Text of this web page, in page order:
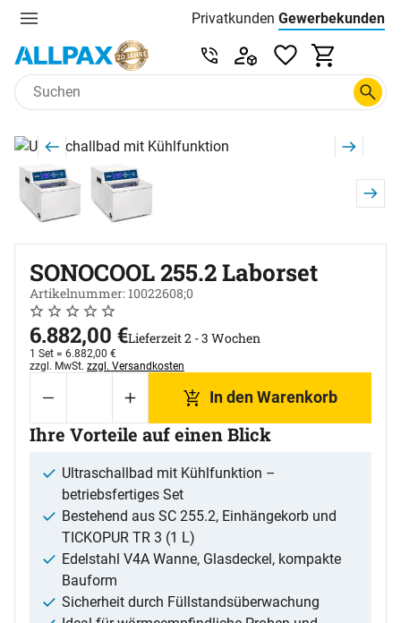
Menu Privatkunden Preisliste:
Gewerbekunden
Zum Hauptinhalt springen
Service & Beratung unter
Produktgalerie
Zur Kaufbox springen
SONOCOOL 255.2 Laborset
Artikelnummer: 10022608;0
Noch keine Bewertungen abgegeben
0 Bewertungen
6.882,00 €Lieferzeit 2 - 3 Wochen
1 Set = 6.882,00 €
Steuerhinweis:
zzgl. MwSt. zzgl. Versandkosten
In den Warenkorb
Ihre Vorteile auf einen Blick
Ultraschallbad mit Kühlfunktion –
betriebsfertiges Set
Bestehend aus SC 255.2, Einhängekorb und
TICKOPUR TR 3 (1 L)
Edelstahl V4A Wanne, Glasdeckel, kompakte
Bauform
Sicherheit durch Füllstandsüberwachung